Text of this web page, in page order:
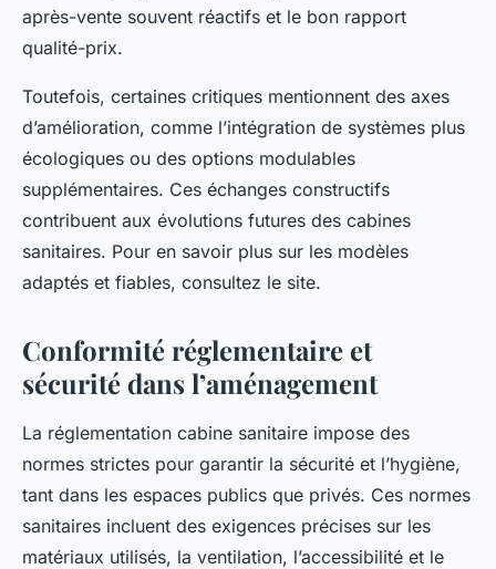
après-vente souvent réactifs et le bon rapport
qualité-prix.
Toutefois, certaines critiques mentionnent des axes
d’amélioration, comme l’intégration de systèmes plus
écologiques ou des options modulables
supplémentaires. Ces échanges constructifs
contribuent aux évolutions futures des cabines
sanitaires. Pour en savoir plus sur les modèles
adaptés et fiables, consultez le site.
Conformité réglementaire et
sécurité dans l’aménagement
La réglementation cabine sanitaire impose des
normes strictes pour garantir la sécurité et l’hygiène,
tant dans les espaces publics que privés. Ces normes
sanitaires incluent des exigences précises sur les
matériaux utilisés, la ventilation, l’accessibilité et le